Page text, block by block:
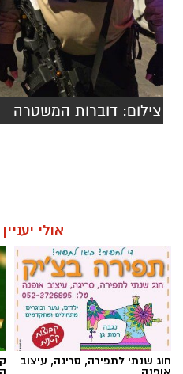
צילום: דוברות המשטרה
חוג שנתי לתפירה, סריגה, עיצוב
אופנה